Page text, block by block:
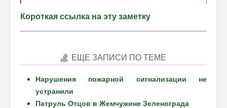
Короткая ссылка на эту заметку
ЕЩЕ ЗАПИСИ ПО ТЕМЕ
Нарушения пожарной сигнализации не
устранили
Патруль Отцов в Жемчужине Зеленограда